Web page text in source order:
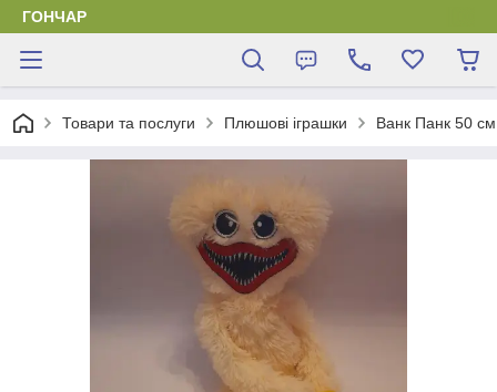
ГОНЧАР
Товари та послуги Плюшові іграшки Ванк Панк 50 см